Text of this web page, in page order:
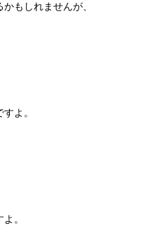
もしれませんが、
よ。
。